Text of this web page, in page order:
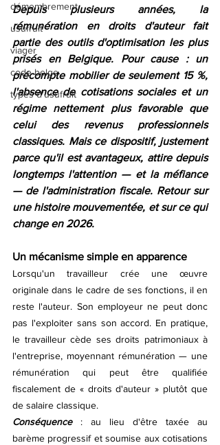
démembrement
usufruit
viager
code belge
types d'usufruit
Depuis plusieurs années, la
rémunération en droits d'auteur fait
partie des outils d'optimisation les plus
prisés en Belgique. Pour cause : un
précompte mobilier de seulement 15 %,
l'absence de cotisations sociales et un
régime nettement plus favorable que
celui des revenus professionnels
classiques. Mais ce dispositif, justement
parce qu'il est avantageux, attire depuis
longtemps l'attention — et la méfiance
— de l'administration fiscale. Retour sur
une histoire mouvementée, et sur ce qui
change en 2026.
Un mécanisme simple en apparence
Lorsqu'un travailleur crée une œuvre
originale dans le cadre de ses fonctions, il en
reste l'auteur. Son employeur ne peut donc
pas l'exploiter sans son accord. En pratique,
le travailleur cède ses droits patrimoniaux à
l'entreprise, moyennant rémunération — une
rémunération qui peut être qualifiée
fiscalement de « droits d'auteur » plutôt que
de salaire classique.
Conséquence : au lieu d'être taxée au
barème progressif et soumise aux cotisations